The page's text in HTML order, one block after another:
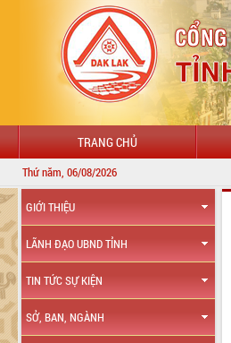
TRANG CHỦ
Thứ năm, 06/08/2026
GIỚI THIỆU
LÃNH ĐẠO UBND TỈNH
TIN TỨC SỰ KIỆN
SỞ, BAN, NGÀNH